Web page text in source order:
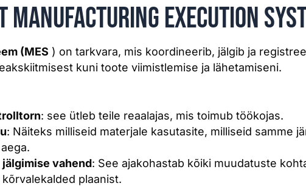
Manufacturing Execution
(MES ) on tarkvara, mis koordineerib, jälgib ja
kuni toote viimistlemise ja lähetamiseni.
: see ütleb teile reaalajas, mis toimub töökojas.
: Näiteks milliseid materjale kasutasite, milliseid samme
vahend: See ajakohastab kõiki muudatuste
plaanist.